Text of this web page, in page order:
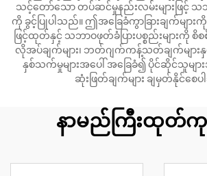
သင့်တော်သော တပ်ဆင်မှုနည်းလမ်းများဖြင့်
ကို ခွင့်ပြုပါသည်။ ဤအခြေခံကွာခြားချက်များကို
ဖြင့်ထုတ်နှင့် သဘာဝဖုတ်ခံပြားပစ္စည်းများကို စိ
လိုအပ်ချက်များ၊ ဘတ်ဂျက်ကန့်သတ်ချက်များ
နှစ်သက်မှုများအပေါ် အခြေခံ၍ ပိုင်ဆိုင်သူမျ
ဆုံးဖြတ်ချက်များ ချမှတ်နိုင်စေ
နာမည်ကြီးထုတ်ကုန်